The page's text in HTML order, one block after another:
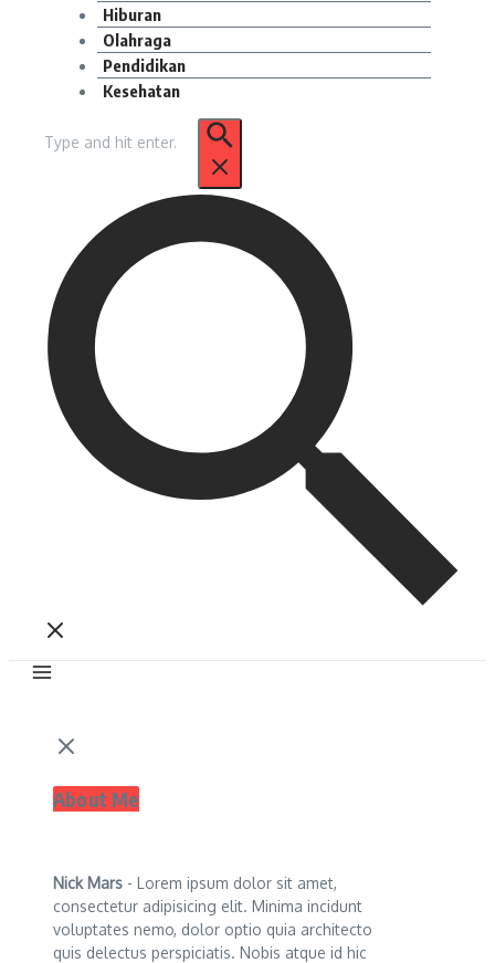
Hiburan
Olahraga
Pendidikan
Kesehatan
untuk:
About Me
Nick Mars - Lorem ipsum dolor sit amet,
consectetur adipisicing elit. Minima incidunt
voluptates nemo, dolor optio quia architecto
quis delectus perspiciatis. Nobis atque id hic